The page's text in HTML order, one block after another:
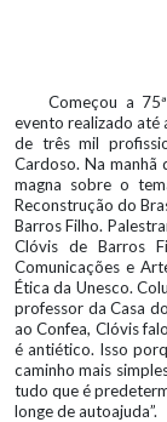
Começou a
evento realizado até
de três mil
Cardoso. Na manhã
magna sobre o
Reconstrução do
Barros Filho.
Clóvis de Barros
Comunicações e
Ética da Unesco.
professor da Casa
ao Confea, Clóvis
é antiético. Isso
caminho mais
tudo que é
longe de autoajuda”.